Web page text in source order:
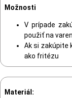
Možnosti
V prípade
použiť na
Ak si zakúpite
ako fritézu
Materiál: